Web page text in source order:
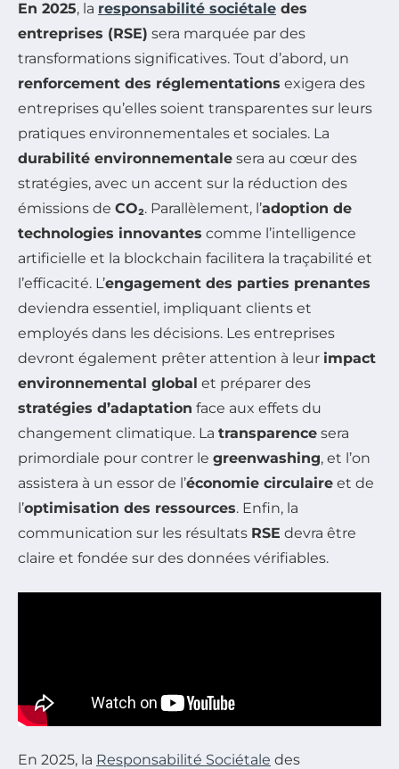
En 2025, la responsabilité sociétale des
entreprises (RSE) sera marquée par des
transformations significatives. Tout d’abord, un
renforcement des réglementations exigera des
entreprises qu’elles soient transparentes sur leurs
pratiques environnementales et sociales. La
durabilité environnementale sera au cœur des
stratégies, avec un accent sur la réduction des
émissions de CO₂. Parallèlement, l’adoption de
technologies innovantes comme l’intelligence
artificielle et la blockchain facilitera la traçabilité et
l’efficacité. L’engagement des parties prenantes
deviendra essentiel, impliquant clients et
employés dans les décisions. Les entreprises
devront également prêter attention à leur impact
environnemental global et préparer des
stratégies d’adaptation face aux effets du
changement climatique. La transparence sera
primordiale pour contrer le greenwashing, et l’on
assistera à un essor de l’économie circulaire et de
l’optimisation des ressources. Enfin, la
communication sur les résultats RSE devra être
claire et fondée sur des données vérifiables.
En 2025, la Responsabilité Sociétale des